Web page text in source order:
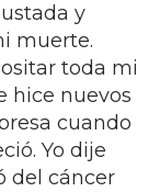
y
muerte.
toda mi
hice nuevos
cuando
Yo dije
del cáncer